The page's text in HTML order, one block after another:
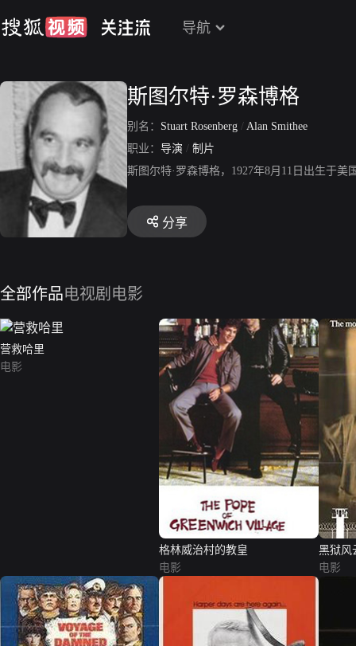
导航
斯图尔特·罗森博格
别名： Stuart Rosenberg / Alan Smithee
职业： 导演 / 制片
斯图尔特·罗森博格，1927年8月11日出生于
分享
全部作品电视剧 电影
营救哈里
电影
格林威治村的教皇
电影
黑狱风
电影